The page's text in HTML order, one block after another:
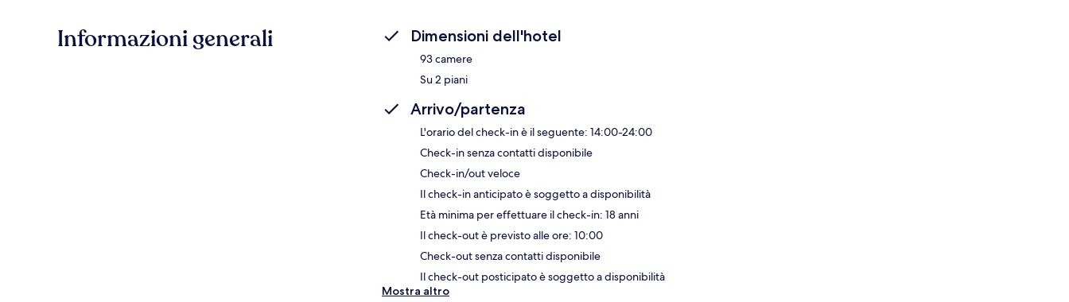
Informazioni generali Dimensioni dell'hotel
93 camere
Su 2 piani
Arrivo/partenza
L'orario del check-in è il seguente: 14:00-24:00
Check-in senza contatti disponibile
Check-in/out veloce
Il check-in anticipato è soggetto a disponibilità
Età minima per effettuare il check-in: 18 anni
Il check-out è previsto alle ore: 10:00
Check-out senza contatti disponibile
Il check-out posticipato è soggetto a disponibilità
Mostra altro